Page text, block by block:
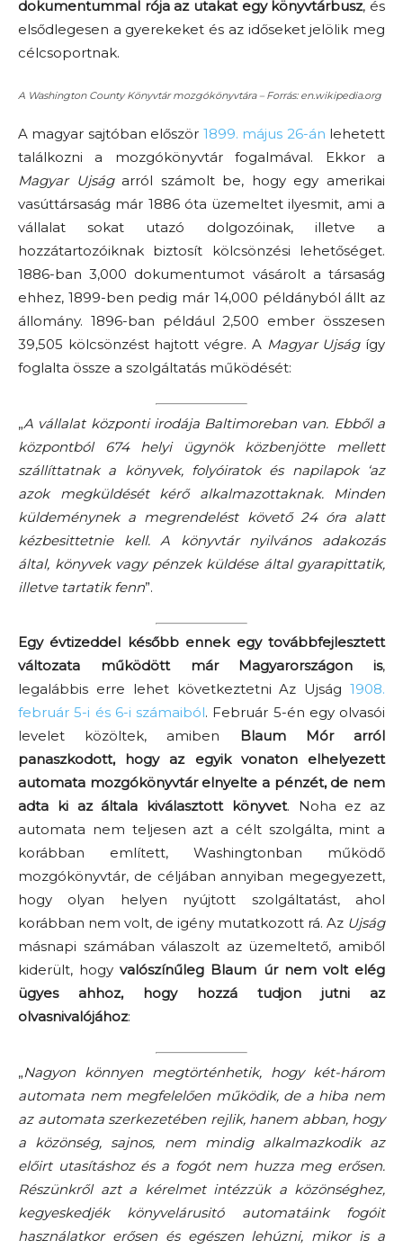
dokumentummal rója az utakat egy könyvtárbusz, és
elsődlegesen a gyerekeket és az időseket jelölik meg
célcsoportnak.
A Washington County Könyvtár mozgókönyvtára – Forrás: en.wikipedia.org
A magyar sajtóban először 1899. május 26-án lehetett
találkozni a mozgókönyvtár fogalmával. Ekkor a
Magyar Ujságarról számolt be, hogy egy amerikai
vasúttársaság már 1886 óta üzemeltet ilyesmit, ami a
vállalat sokat utazó dolgozóinak, illetve a
hozzátartozóiknak biztosít kölcsönzési lehetőséget.
1886-ban 3,000 dokumentumot vásárolt a társaság
ehhez, 1899-ben pedig már 14,000 példányból állt az
állomány. 1896-ban például 2,500 ember összesen
39,505 kölcsönzést hajtott végre. A Magyar Ujságígy
foglalta össze a szolgáltatás működését:
„A vállalat központi irodája Baltimoreban van. Ebből a
központból 674 helyi ügynök közbenjötte mellett
szállíttatnak a könyvek, folyóiratok és napilapok ‘az
azok megküldését kérő alkalmazottaknak. Minden
küldeménynek a megrendelést követő 24 óra alatt
kézbesittetnie kell. A könyvtár nyilvános adakozás
által, könyvek vagy pénzek küldése által gyarapittatik,
illetve tartatik fenn”.
Egy évtizeddel később ennek egy továbbfejlesztett
változata működött már Magyarországon is,
legalábbis erre lehet következtetni Az Ujság 1908.
február 5-i és 6-i számaiból. Február 5-én egy olvasói
levelet közöltek, amiben Blaum Mór
arról
panaszkodott, hogy az egyik vonaton elhelyezett
automata mozgókönyvtár elnyelte a pénzét, de nem
adta ki az általa kiválasztott könyvet. Noha ez az
automata nem teljesen azt a célt szolgálta, mint a
korábban említett, Washingtonban működő
mozgókönyvtár, de céljában annyiban megegyezett,
hogy olyan helyen nyújtott szolgáltatást, ahol
korábban nem volt, de igény mutatkozott rá. Az Ujság
másnapi számában válaszolt az üzemeltető, amiből
kiderült, hogyvalószínűleg Blaum úr nem volt elég
ügyes ahhoz, hogy hozzá tudjon jutni az
olvasnivalójához:
„Nagyon könnyen megtörténhetik, hogy két-három
automata nem megfelelően működik, de a hiba nem
az automata szerkezetében rejlik, hanem abban, hogy
a közönség, sajnos, nem mindig alkalmazkodik az
előirt utasításhoz és a fogót nem huzza meg erősen.
Részünkről azt a kérelmet intézzük a közönséghez,
kegyeskedjék könyvelárusitó automatáink fogóit
használatkor erősen és egészen lehúzni, mikor is a